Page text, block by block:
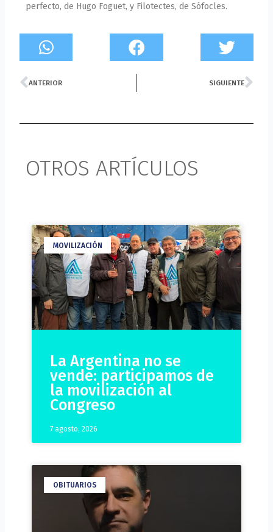
perfecto, de Hugo Foguet, y Filotectes, de Sófocles.
Prev
ANTERIOR SIGUIENTE
OTROS ARTÍCULOS
MOVILIZACIÓN
La Argentina no se
vende: participamos de
la movilización al
Congreso
7 agosto, 2026
OBITUARIOS